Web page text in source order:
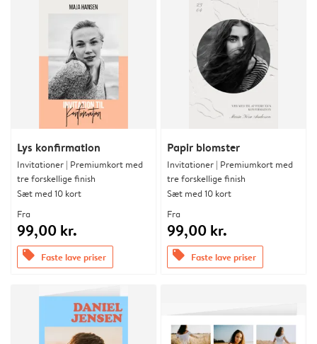
Lys konfirmation
Invitationer | Premiumkort med
tre forskellige finish
Sæt med 10 kort
Fra
99,00 kr.
offers Faste lave priser
Papir blomster
Invitationer | Premiumkort med
tre forskellige finish
Sæt med 10 kort
Fra
99,00 kr.
offers Faste lave priser